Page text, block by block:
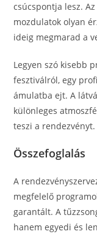
csúcspontja lesz.
mozdulatok olyan
ideig megmarad a
Legyen szó kisebb
fesztiválról, egy
ámulatba ejt. A
különleges
teszi a rendezvényt.
Összefoglalás
A
megfelelő
garantált. A
hanem egyedi és